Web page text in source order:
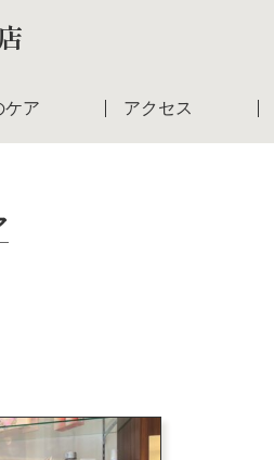
ケア アクセス